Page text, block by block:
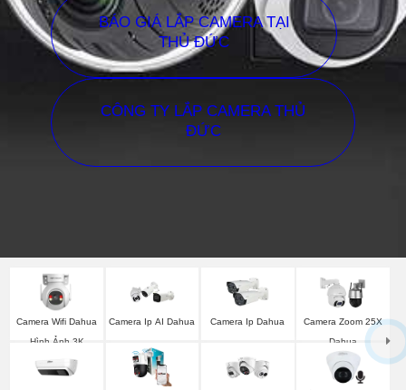
BÁO GIÁ LẮP CAMERA TẠI
THỦ ĐỨC
CÔNG TY LẮP CAMERA THỦ
ĐỨC
Camera Wifi Dahua
Hình Ảnh 3K
Camera Ip AI Dahua Camera Ip Dahua
Camera Zoom 25X
Dahua